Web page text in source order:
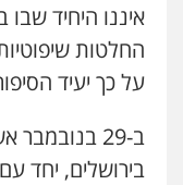
איננו היחיד
החלטות
על כך יעיד
ב-29
בירושלים, יחד